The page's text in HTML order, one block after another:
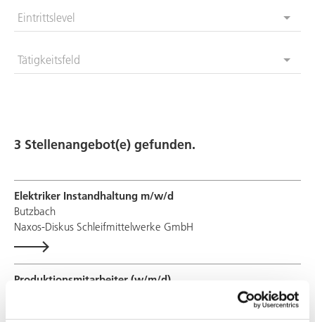
Eintrittslevel
Tätigkeitsfeld
3 Stellenangebot(e) gefunden.
Elektriker Instandhaltung m/w/d
Butzbach
Naxos-Diskus Schleifmittelwerke GmbH
Produktionsmitarbeiter (w/m/d)